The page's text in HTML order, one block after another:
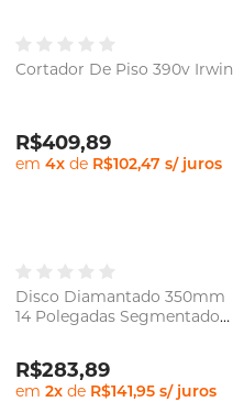
Cortador De Piso 390v Irwin
R$409,89
em4x de R$102,47 s/ juros
Disco Diamantado 350mm
14 Polegadas Segmentado
Navalha
R$283,89
em2x de R$141,95 s/ juros